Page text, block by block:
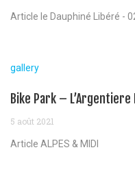
Article le Dauphiné Libéré -
gallery
Bike Park – L’Argentiere
5 août 2021
Article ALPES & MIDI